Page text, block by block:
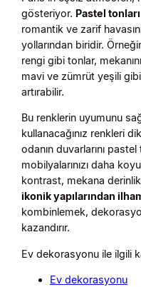
gösteriyor. Pastel tonları
romantik ve zarif
yollarından biridir.
rengi gibi tonlar,
mavi ve zümrüt yeşili
artırabilir.
Bu renklerin uyumunu
kullanacağınız renkleri
odanın duvarlarını
mobilyalarınızı daha
kontrast, mekana derinlik
ikonik yapılarından
kombinlemek,
kazandırır.
Ev dekorasyonu ile ilgili
Ev dekorasyonu